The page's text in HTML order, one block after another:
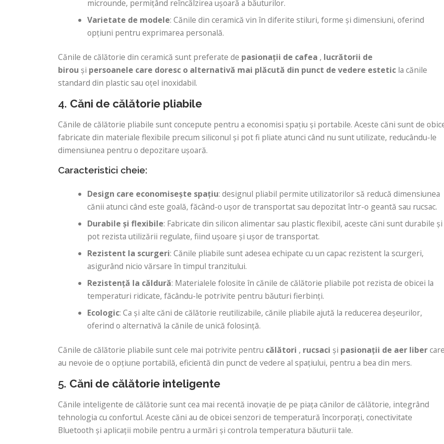
microunde, permițând reîncălzirea ușoară a băuturilor.
Varietate de modele: Cănile din ceramică vin în diferite stiluri, forme și dimensiuni, oferind
opțiuni pentru exprimarea personală.
Cănile de călătorie din ceramică sunt preferate de pasionații de cafea , lucrătorii de
birou și persoanele care doresc o alternativă mai plăcută din punct de vedere estetic la cănile
standard din plastic sau oțel inoxidabil.
4. Căni de călătorie pliabile
Cănile de călătorie pliabile sunt concepute pentru a economisi spațiu și portabile. Aceste căni sunt de
fabricate din materiale flexibile precum siliconul și pot fi pliate atunci când nu sunt utilizate, reducându-le
dimensiunea pentru o depozitare ușoară.
Caracteristici cheie:
Design care economisește spațiu: designul pliabil permite utilizatorilor să reducă dimensiunea
cănii atunci când este goală, făcând-o ușor de transportat sau depozitat într-o geantă sau rucsac.
Durabile și flexibile: Fabricate din silicon alimentar sau plastic flexibil, aceste căni sunt durabile și
pot rezista utilizării regulate, fiind ușoare și ușor de transportat.
Rezistent la scurgeri: Cănile pliabile sunt adesea echipate cu un capac rezistent la scurgeri,
asigurând nicio vărsare în timpul tranzitului.
Rezistență la căldură: Materialele folosite în cănile de călătorie pliabile pot rezista de obicei la
temperaturi ridicate, făcându-le potrivite pentru băuturi fierbinți.
Ecologic: Ca și alte căni de călătorie reutilizabile, cănile pliabile ajută la reducerea deșeurilor,
oferind o alternativă la cănile de unică folosință.
Cănile de călătorie pliabile sunt cele mai potrivite pentru călători , rucsaci și pasionații de aer liber
au nevoie de o opțiune portabilă, eficientă din punct de vedere al spațiului, pentru a bea din mers.
5. Căni de călătorie inteligente
Cănile inteligente de călătorie sunt cea mai recentă inovație de pe piața cănilor de călătorie, integrând
tehnologia cu confortul. Aceste căni au de obicei senzori de temperatură încorporați, conectivitate
Bluetooth și aplicații mobile pentru a urmări și controla temperatura băuturii tale.